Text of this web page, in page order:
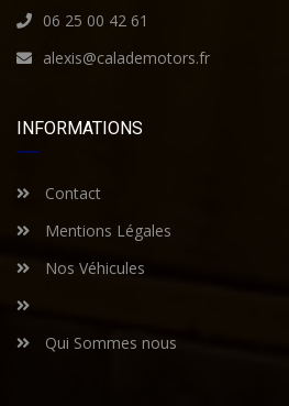
06 25 00 42 61
alexis@calademotors.fr
INFORMATIONS
Contact
Mentions Légales
Nos Véhicules
Qui Sommes nous